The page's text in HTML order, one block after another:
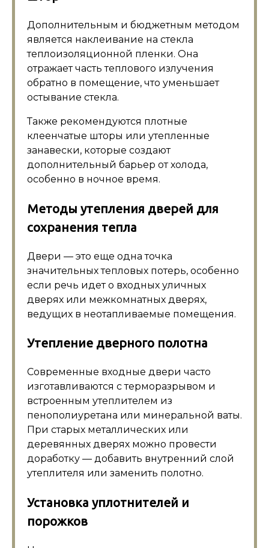
Дополнительным и бюджетным методом
является наклеивание на стекла
теплоизоляционной пленки. Она
отражает часть теплового излучения
обратно в помещение, что уменьшает
остывание стекла.
Также рекомендуются плотные
клеенчатые шторы или утепленные
занавески, которые создают
дополнительный барьер от холода,
особенно в ночное время.
Методы утепления дверей для
сохранения тепла
Двери — это еще одна точка
значительных тепловых потерь, особенно
если речь идет о входных уличных
дверях или межкомнатных дверях,
ведущих в неотапливаемые помещения.
Утепление дверного полотна
Современные входные двери часто
изготавливаются с терморазрывом и
встроенным утеплителем из
пенополиуретана или минеральной ваты.
При старых металлических или
деревянных дверях можно провести
доработку — добавить внутренний слой
утеплителя или заменить полотно.
Установка уплотнителей и
порожков